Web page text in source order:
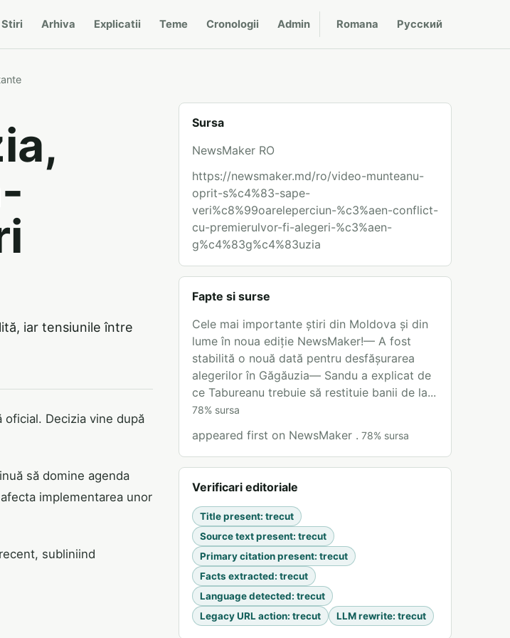
Stiri Arhiva Explicatii Teme Cronologii Admin Romana Русский
iar tensiunile între
oficial. Decizia vine după
să domine agenda
implementarea unor
subliniind
Sursa
NewsMaker RO
https://newsmaker.md/ro/video-munteanu-
oprit-s%c4%83-sape-
veri%c8%99oareleperciun-%c3%aen-conflict-
cu-premierulvor-fi-alegeri-%c3%aen-
g%c4%83g%c4%83uzia
Fapte si surse
Cele mai importante știri din Moldova și din
lume în noua ediție NewsMaker!— A fost
stabilită o nouă dată pentru desfășurarea
alegerilor în Găgăuzia— Sandu a explicat de
ce Tabureanu trebuie să restituie banii de la...
78% sursa
appeared first on NewsMaker . 78% sursa
Verificari editoriale
Title present: trecut
Source text present: trecut
Primary citation present: trecut
Facts extracted: trecut
Language detected: trecut
Legacy URL action: trecut LLM rewrite: trecut